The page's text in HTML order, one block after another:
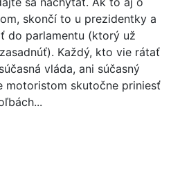
skončí to u prezidentky a
do parlamentu (ktorý už
Každý, kto vie rátať
vláda, ani súčasný
motoristom skutočne priniesť